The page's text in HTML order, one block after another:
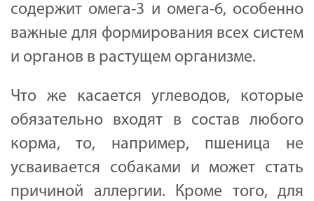
содержит омега-3 и омега-6, особенно
важные для формирования всех систем
и органов в растущем организме.
Что же касается углеводов, которые
обязательно входят в состав любого
корма, то, например, пшеница не
усваивается собаками и может стать
причиной аллергии. Кроме того, для